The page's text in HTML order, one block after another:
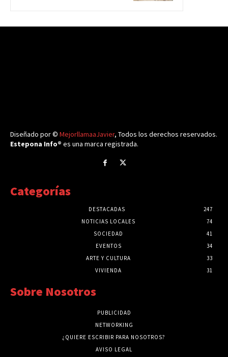
Diseñado por © MejorllamaaJavier, Todos los derechos reservados.
Estepona Info® es una marca registrada.
Categorías
DESTACADAS
247
NOTICIAS LOCALES
74
SOCIEDAD
41
EVENTOS
34
ARTE Y CULTURA
33
VIVIENDA
31
Sobre Nosotros
PUBLICIDAD
NETWORKING
¿QUIERE ESCRIBIR PARA NOSOTROS?
AVISO LEGAL